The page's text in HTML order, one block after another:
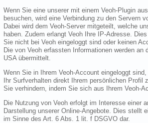
Wenn Sie eine unserer mit einem Veoh-Plugin
besuchen, wird eine Verbindung zu den Servern
Dabei wird dem Veoh-Server mitgeteilt, welche
haben. Zudem erlangt Veoh Ihre IP-Adresse.
Sie nicht bei Veoh eingeloggt sind oder keinen
Die von Veoh erfassten Informationen werden an
USA übermittelt.
Wenn Sie in Ihrem Veoh-Account eingeloggt sind,
Ihr Surfverhalten direkt Ihrem persönlichen Profil
Sie verhindern, indem Sie sich aus Ihrem Veoh-
Die Nutzung von Veoh erfolgt im Interesse einer
Darstellung unserer Online-Angebote. Dies stellt
im Sinne des Art. 6 Abs. 1 lit. f DSGVO dar.